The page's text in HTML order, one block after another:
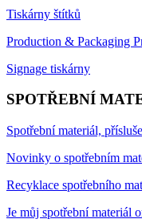
Tiskárny štítků
Production & Packaging
Signage tiskárny
SPOTŘEBNÍ
Spotřební materiál,
Novinky o spotřebním
Recyklace spotřebního
Je můj spotřební materiál